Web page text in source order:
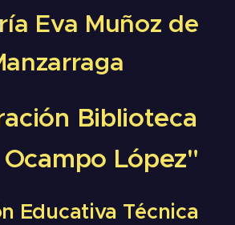
Eva Muñoz de
Biblioteca
López"
Educativa Técnica